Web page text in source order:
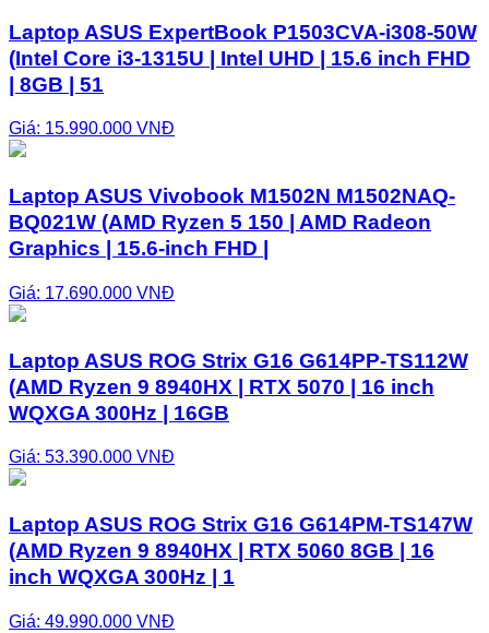
Laptop ASUS ExpertBook P1503CVA-i308-50W
(Intel Core i3-1315U | Intel UHD | 15.6 inch FHD
| 8GB | 51
Giá: 15.990.000 VNĐ
Laptop ASUS Vivobook M1502N M1502NAQ-
BQ021W (AMD Ryzen 5 150 | AMD Radeon
Graphics | 15.6-inch FHD |
Giá: 17.690.000 VNĐ
Laptop ASUS ROG Strix G16 G614PP-TS112W
(AMD Ryzen 9 8940HX | RTX 5070 | 16 inch
WQXGA 300Hz | 16GB
Giá: 53.390.000 VNĐ
Laptop ASUS ROG Strix G16 G614PM-TS147W
(AMD Ryzen 9 8940HX | RTX 5060 8GB | 16
inch WQXGA 300Hz | 1
Giá: 49.990.000 VNĐ